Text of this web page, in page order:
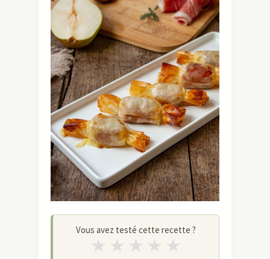
Vous avez testé cette recette ?
★ ★ ★ ★ ★